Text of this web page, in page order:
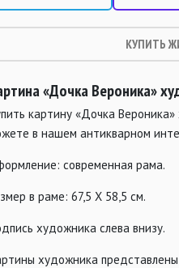
КУПИТЬ
«Дочка Вероника»
картину «Дочка
в нашем антикварном
современная рама.
в раме: 67,5 Х 58,5 см.
художника слева внизу.
художника